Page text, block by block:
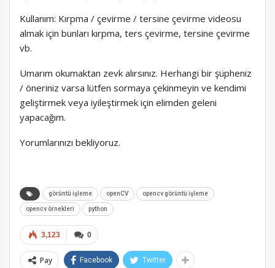
Kullanım: Kırpma / çevirme / tersine çevirme videosu
almak için bunları kırpma, ters çevirme, tersine çevirme
vb.
Umarım okumaktan zevk alırsınız. Herhangi bir şüpheniz
/ öneriniz varsa lütfen sormaya çekinmeyin ve kendimi
geliştirmek veya iyileştirmek için elimden geleni
yapacağım.
Yorumlarınızı bekliyoruz.
görüntü işleme openCV opencv görüntü işleme
opencv örnekleri python
0
3,123
Pay Facebook Twitter